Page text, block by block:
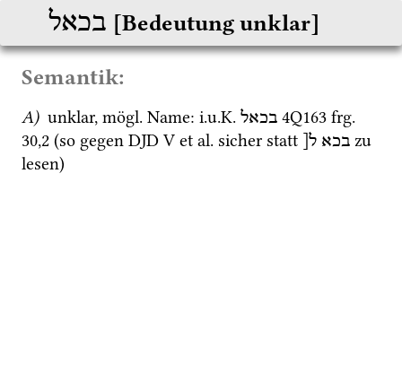
בכאל [Bedeutung unklar]
Semantik:
A) unklar, mögl. Name: i.u.K. בכאל 4Q163 frg.
30,2 (so gegen DJD V et al. sicher statt בכא ל[
zu
lesen)